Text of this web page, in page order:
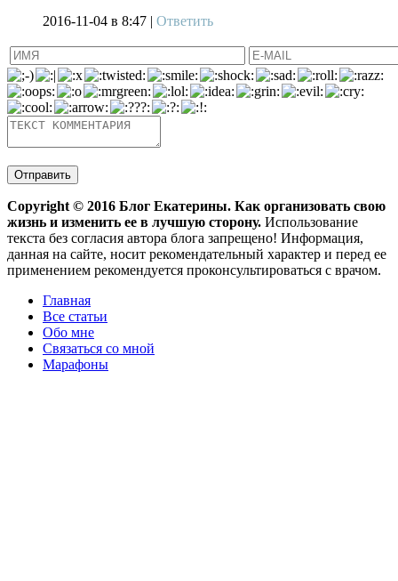
2016-11-04 в 8:47 | Ответить
Copyright © 2016 Блог Екатерины. Как организовать свою
жизнь и изменить ее в лучшую сторону. Использование
текста без согласия автора блога запрещено! Информация,
данная на сайте, носит рекомендательный характер и перед ее
применением рекомендуется проконсультироваться с врачом.
Главная
Все статьи
Обо мне
Связаться со мной
Марафоны